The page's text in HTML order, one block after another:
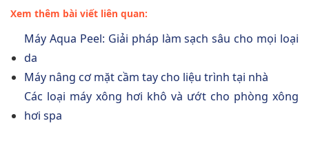
Xem thêm bài viết liên quan:
Máy Aqua Peel: Giải pháp làm sạch sâu cho mọi loại
da
Máy nâng cơ mặt cầm tay cho liệu trình tại nhà
Các loại máy xông hơi khô và ướt cho phòng xông
hơi spa